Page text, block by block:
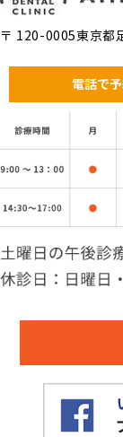
〒 120-0005東京都
電話で